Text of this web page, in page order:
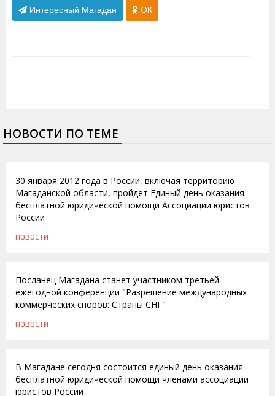
Интересный Магадан ОК
НОВОСТИ ПО ТЕМЕ
30 января 2012 года в России, включая территорию
Магаданской области, пройдет Единый день оказания
бесплатной юридической помощи Ассоциации юристов
России
НОВОСТИ
Посланец Магадана станет участником третьей
ежегодной конференции "Разрешение международных
коммерческих споров: Страны СНГ"
НОВОСТИ
В Магадане сегодня состоится единый день оказания
бесплатной юридической помощи членами ассоциации
юристов России